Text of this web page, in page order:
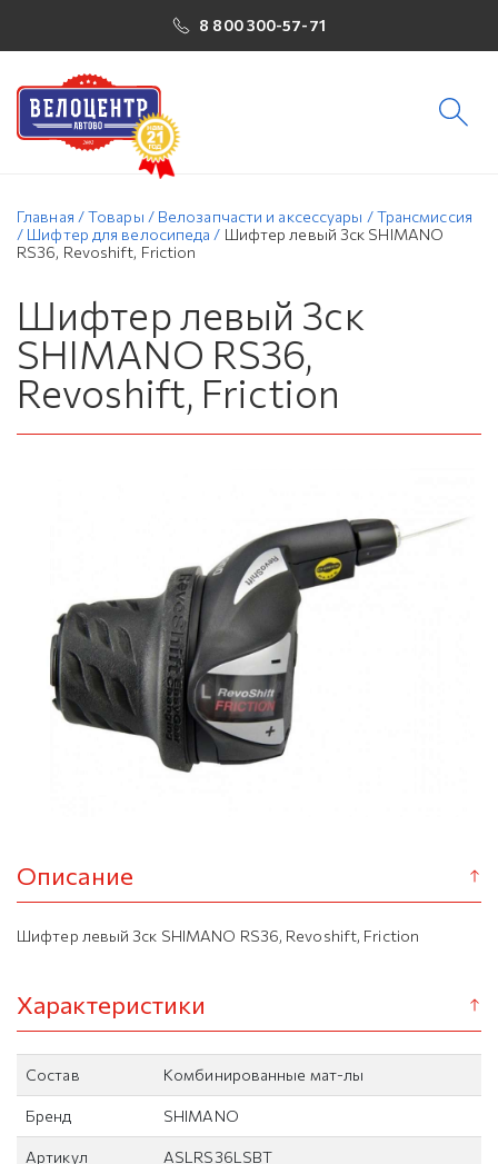
8 800 300-57-71
Главная /Товары / Велозапчасти и аксессуары /Трансмиссия
/ Шифтер для велосипеда / Шифтер левый 3ск SHIMANO
RS36, Revoshift, Friction
Шифтер левый 3ск
SHIMANO RS36,
Revoshift, Friction
Описание
Шифтер левый 3ск SHIMANO RS36, Revoshift, Friction
Характеристики
Состав Комбинированные мат-лы
Бренд SHIMANO
Артикул ASLRS36LSBT